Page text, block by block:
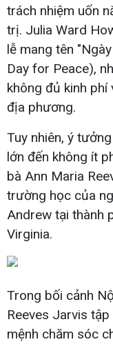
trách nhiệm uốn
trị. Julia Ward
lễ mang tên
Day for Peace),
không đủ kinh
địa phương.
Tuy nhiên, ý
lớn đến không ít
bà Ann Maria
trường học của
Andrew tại thành
Virginia.
Trong bối cảnh
Reeves Jarvis
mệnh chăm sóc